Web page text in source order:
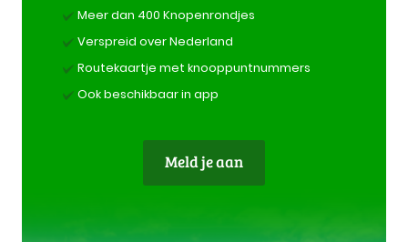
Meer dan 400 Knopenrondjes
Verspreid over Nederland
Routekaartje met knooppuntnummers
Ook beschikbaar in app
Meld je aan